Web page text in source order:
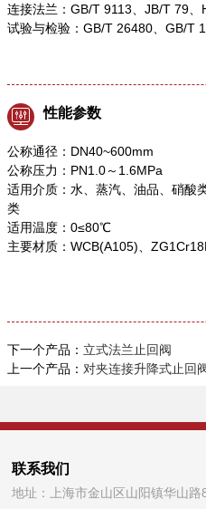
连接法兰：GB/T 9113、JB/T 79、
试验与检验：GB/T 26480、GB/T
性能参数
公称通径：DN40~600mm
公称压力：PN1.0～1.6MPa
适用介质：水、蒸汽、油品、硝酸
类
适用温度：0≤80℃
主要材质：WCB(A105)、
下一个产品： 立式法兰止回阀
上一个产品： 对夹连接升降式止回
联系我们
地址：上海市金山区山阳镇华山路